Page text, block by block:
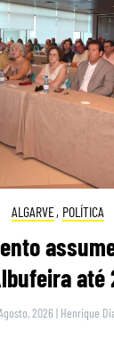
ALGARVE, POLÍTICA
até
2026 | Henrique